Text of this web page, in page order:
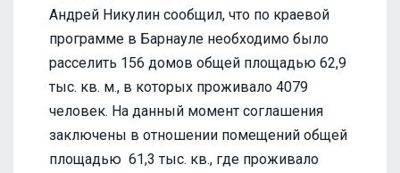
Андрей Никулин сообщил, что по краевой
программе в Барнауле необходимо было
расселить 156 домов общей площадью 62,9
тыс. кв. м., в которых проживало 4079
человек. На данный момент соглашения
заключены в отношении помещений общей
площадью 61,3 тыс. кв., где проживало